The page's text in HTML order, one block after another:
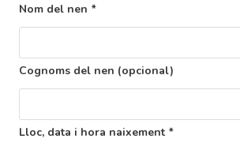
Nom del nen *
Cognoms del nen (opcional)
Lloc, data i hora naixement *